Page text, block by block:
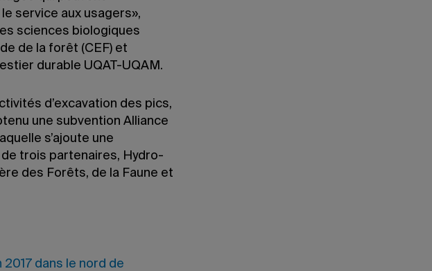
service aux usagers»,
sciences biologiques
de la forêt (CEF) et
durable UQAT-UQAM.
d’excavation des pics,
une subvention Alliance
s’ajoute une
trois partenaires, Hydro-
des Forêts, de la Faune et
dans le nord de